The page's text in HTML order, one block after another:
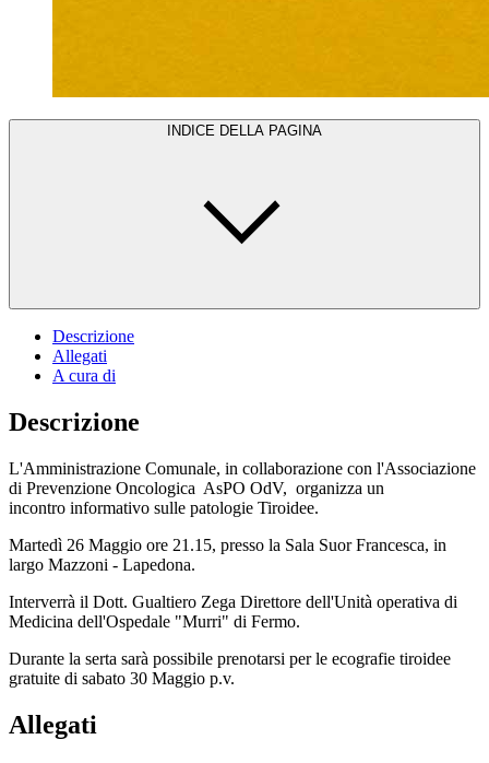
INDICE DELLA PAGINA
Descrizione
Allegati
A cura di
Descrizione
L'Amministrazione Comunale, in collaborazione con l'Associazione
di Prevenzione Oncologica AsPO OdV, organizza un
incontro informativo sulle patologie Tiroidee.
Martedì 26 Maggio ore 21.15, presso la Sala Suor Francesca, in
largo Mazzoni - Lapedona.
Interverrà il Dott. Gualtiero Zega Direttore dell'Unità operativa di
Medicina dell'Ospedale "Murri" di Fermo.
Durante la serta sarà possibile prenotarsi per le ecografie tiroidee
gratuite di sabato 30 Maggio p.v.
Allegati